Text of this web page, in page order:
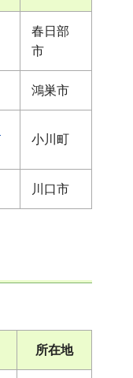
春日部
市
鴻巣市
小川町
川口市
所在地